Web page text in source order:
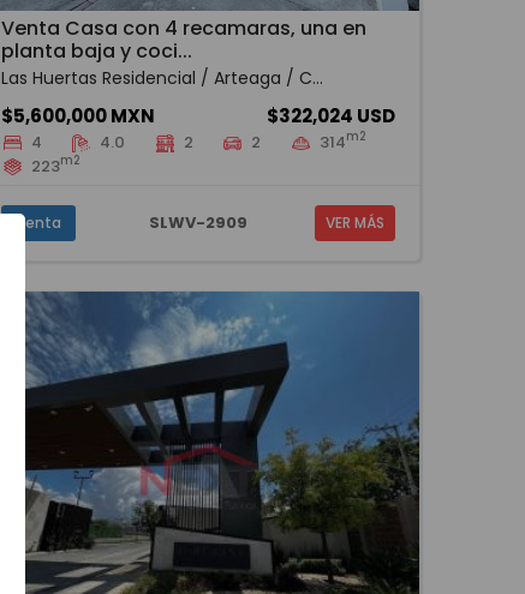
Venta Casa con 4 recamaras, una en
planta baja y coci...
Las Huertas Residencial / Arteaga / C...
$5,600,000 MXN $322,024 USD
4 4.0 2 2 314m2
223m2
Venta SLWV-2909 VER MÁS